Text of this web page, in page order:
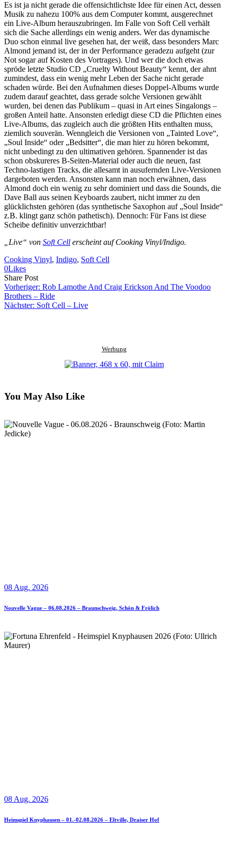
Facebook
to
clipboard
via
eMail
Es ist ja nicht gerade die offensichtlichste Idee für einen Act, dessen
Musik zu nahezu 100% aus dem Computer kommt, ausgerechnet
ein Live-Album herauszubringen. Im Falle von Soft Cell verhält
sich die Sache allerdings ein wenig anders. Wer das dynamische
Duo schon einmal live gesehen hat, der weiß, dass besonders Marc
Almond jemand ist, der in der Performance geradezu aufgeht (zur
Not sogar auf Kosten des Vortrages). Und wer die doch etwas
spröde letzte Studio CD „Cruelty Without Beauty“ kennt, der ahnt
zumindest, dass ein wenig mehr Leben der Sache nicht gerade
schaden würde. Bei den Aufnahmen dieses Doppel-Albums wurde
zudem darauf geachtet, dass gerade solche Versionen gewählt
wurden, bei denen das Publikum – quasi in Art eines Singalongs –
großen Anteil hatte. Ansonsten erledigt diese CD die Pflichten eines
Live-Albums, das zugleich auch die größten Hits enthalten muss,
ziemlich souverän. Wenngleich die Versionen von „Tainted Love“,
„Soul Inside“ oder „Bedsitter“, die man hier zu hören bekommt,
nicht unbedingt zu den ultimativen gehören. Spannender ist das
schon obskureres B-Seiten-Material oder auch die neuen, fast
Techno-lastigen Tracks, die allesamt in ausufernden Live-Versionen
dargeboten werden. Ansonsten kann man noch erwähnen, dass
Almond doch ein wenig zu sehr dominiert und dass die Sounds, die
Dave Ball aus seinen Keyboards zaubert, nicht immer zu den
glücklichsten gehören (das synthetische Saxophon auf „Soul Inside“
z.B. klingt ganz schön pathetisch). Dennoch: Für Fans ist diese
Scheibe definitiv unverzichtbar!
„Live“ von Soft Cell erscheint auf Cooking Vinyl/Indigo.
Cooking Vinyl, Indigo, Soft Cell
0Likes
Share PostShare
on
Facebook
Copy
URL
to
clipboard
Send
Link
via
eMail
Vorheriger: Rob Lamothe And Craig Erickson And The Voodoo
Brothers – Ride
Nächster: Soft Cell – Live
Werbung
You May Also Like
08 Aug. 2026
Nouvelle Vague – 06.08.2026 – Braunschweig, Schön & Frölich
08 Aug. 2026
Heimspiel Knyphausen – 01.-02.08.2026 – Eltville, Draiser Hof